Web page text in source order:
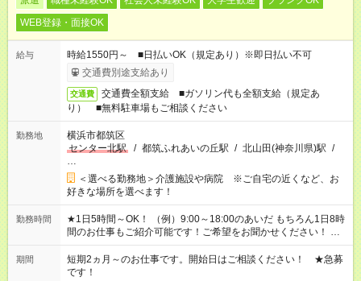
WEB登録・面接OK
給与
時給1550円～ ■日払いOK（規定あり）※即日払い不可
交通費別途支給あり
交通費
交通費全額支給 ■ガソリン代も全額支給（規定あ
り） ■無料駐車場もご相談ください
勤務地
横浜市都筑区
センター北駅
/ 都筑ふれあいの丘駅 / 北山田(神奈川県)駅 /
…
＜選べる勤務地＞介護施設や病院 ※ご自宅の近くなど、お
好きな場所を選べます！
勤務時間
★1日5時間～OK！ （例）9:00～18:00のあいだ もちろん1日8時
間のお仕事もご紹介可能です！ご希望をお聞かせください！ ※
週最低15時間以上の勤務が必要です
期間
短期2ヵ月～のお仕事です。開始日はご相談ください！ ★急募
です！